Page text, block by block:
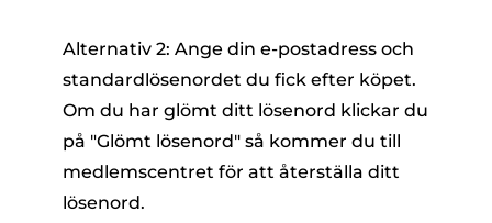
Alternativ 2: Ange din e-postadress och
standardlösenordet du fick efter köpet.
Om du har glömt ditt lösenord klickar du
på "Glömt lösenord" så kommer du till
medlemscentret för att återställa ditt
lösenord.